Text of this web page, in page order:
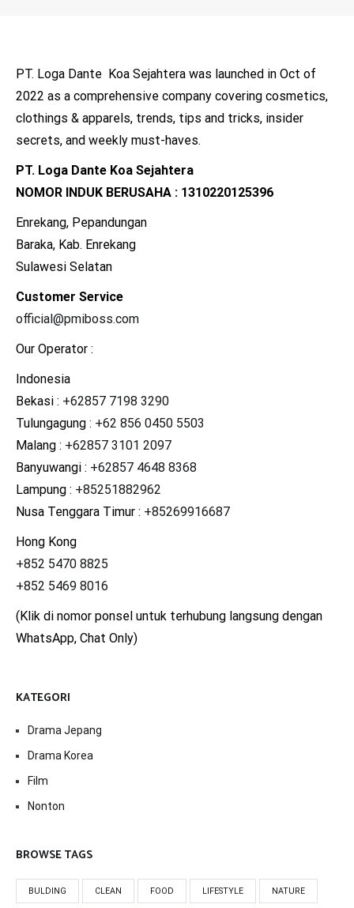
PT. Loga Dante Koa Sejahtera was launched in Oct of
2022 as a comprehensive company covering cosmetics,
clothings & apparels, trends, tips and tricks, insider
secrets, and weekly must-haves.
PT. Loga Dante Koa Sejahtera
NOMOR INDUK BERUSAHA : 1310220125396
Enrekang, Pepandungan
Baraka, Kab. Enrekang
Sulawesi Selatan
Customer Service
official@pmiboss.com
Our Operator :
Indonesia
Bekasi : +62857 7198 3290
Tulungagung : +62 856 0450 5503
Malang : +62857 3101 2097
Banyuwangi : +62857 4648 8368
Lampung : +85251882962
Nusa Tenggara Timur : +85269916687
Hong Kong
+852 5470 8825
+852 5469 8016
(Klik di nomor ponsel untuk terhubung langsung dengan
WhatsApp, Chat Only)
KATEGORI
Drama Jepang
Drama Korea
Film
Nonton
BROWSE TAGS
BULDING CLEAN FOOD LIFESTYLE NATURE